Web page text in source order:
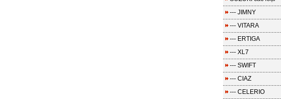
--- JIMNY
--- VITARA
--- ERTIGA
--- XL7
--- SWIFT
--- CIAZ
--- CELERIO